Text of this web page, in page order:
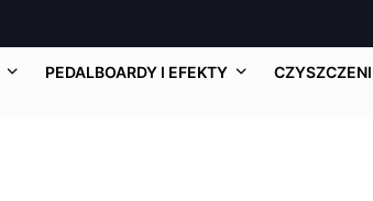
PEDALBOARDY I EFEKTY